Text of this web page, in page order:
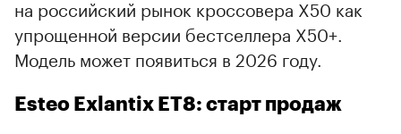
на российский рынок кроссовера X50 как
упрощенной версии бестселлера X50+.
Модель может появиться в 2026 году.
Esteo Exlantix ET8: старт продаж